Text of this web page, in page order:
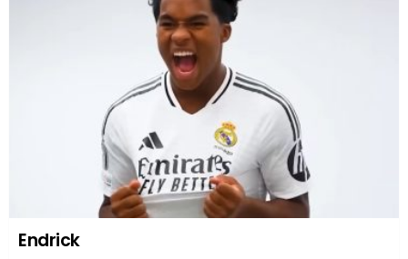
Endrick